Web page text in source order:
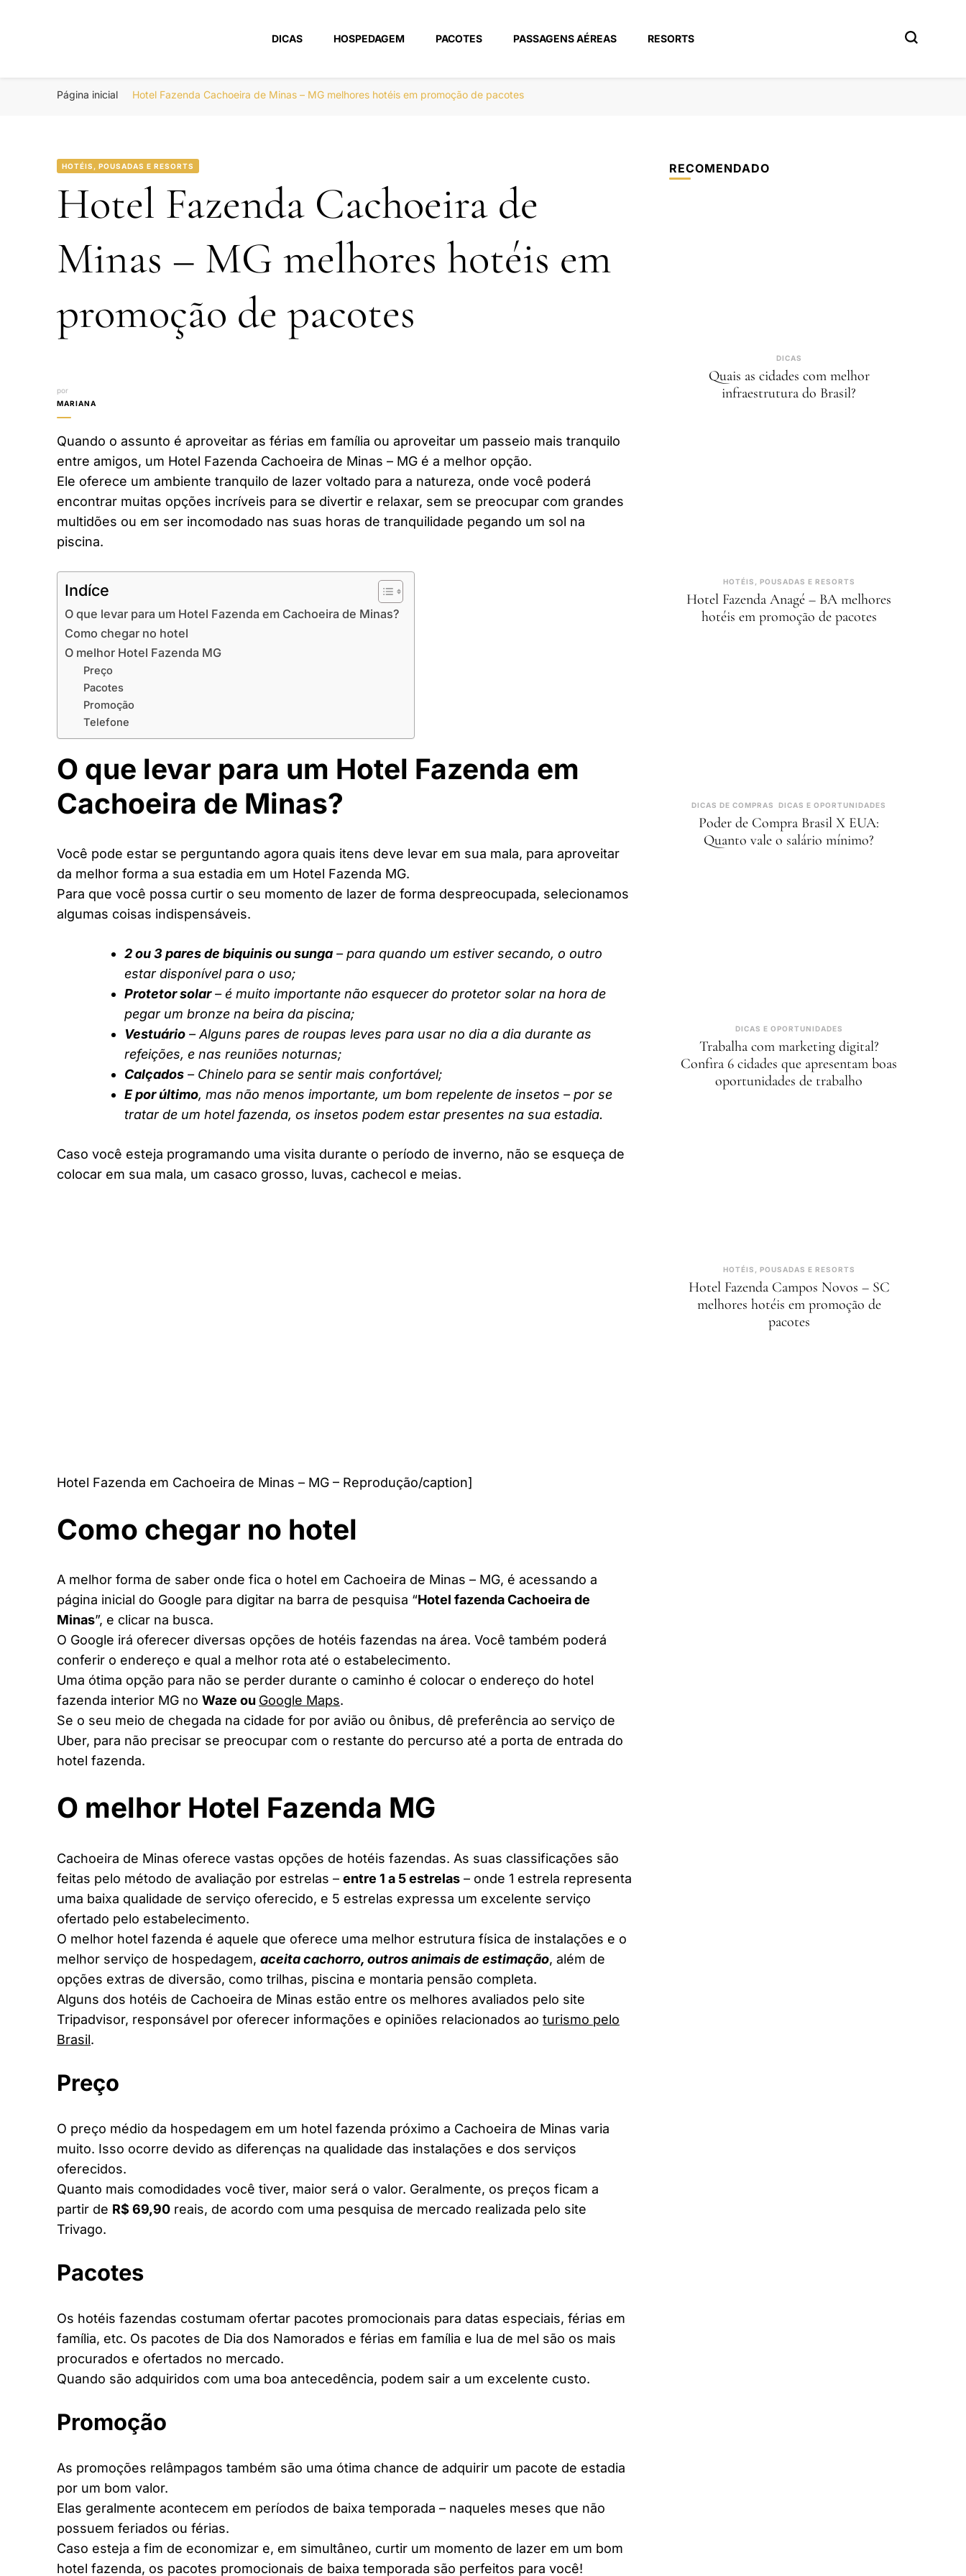
Portal Boa Viagem
DICAS HOSPEDAGEM PACOTES PASSAGENS AÉREAS RESORTS
Página inicial Hotel Fazenda Cachoeira de Minas – MG melhores hotéis em promoção de pacotes
HOTÉIS, POUSADAS E RESORTS
Hotel Fazenda Cachoeira de
Minas – MG melhores hotéis em
promoção de pacotes
por
MARIANA
Quando o assunto é aproveitar as férias em família ou aproveitar um passeio mais tranquilo
entre amigos, um Hotel Fazenda Cachoeira de Minas – MG é a melhor opção.
Ele oferece um ambiente tranquilo de lazer voltado para a natureza, onde você poderá
encontrar muitas opções incríveis para se divertir e relaxar, sem se preocupar com grandes
multidões ou em ser incomodado nas suas horas de tranquilidade pegando um sol na
piscina.
Indíce
O que levar para um Hotel Fazenda em Cachoeira de Minas?
Como chegar no hotel
O melhor Hotel Fazenda MG
Preço
Pacotes
Promoção
Telefone
O que levar para um Hotel Fazenda em
Cachoeira de Minas?
Você pode estar se perguntando agora quais itens deve levar em sua mala, para aproveitar
da melhor forma a sua estadia em um Hotel Fazenda MG.
Para que você possa curtir o seu momento de lazer de forma despreocupada, selecionamos
algumas coisas indispensáveis.
2 ou 3 pares de biquinis ou sunga – para quando um estiver secando, o outro
estar disponível para o uso;
Protetor solar– é muito importante não esquecer do protetor solar na hora de
pegar um bronze na beira da piscina;
Vestuário – Alguns pares de roupas leves para usar no dia a dia durante as
refeições, e nas reuniões noturnas;
Calçados – Chinelo para se sentir mais confortável;
E por último, mas não menos importante, um bom repelente de insetos – por se
tratar de um hotel fazenda, os insetos podem estar presentes na sua estadia.
Caso você esteja programando uma visita durante o período de inverno, não se esqueça de
colocar em sua mala, um casaco grosso, luvas, cachecol e meias.
Hotel Fazenda em Cachoeira de Minas – MG – Reprodução/caption]
Como chegar no hotel
A melhor forma de saber onde fica o hotel em Cachoeira de Minas – MG, é acessando a
página inicial do Google para digitar na barra de pesquisa “Hotel fazenda Cachoeira de
Minas”, e clicar na busca.
O Google irá oferecer diversas opções de hotéis fazendas na área. Você também poderá
conferir o endereço e qual a melhor rota até o estabelecimento.
Uma ótima opção para não se perder durante o caminho é colocar o endereço do hotel
fazenda interior MG no Waze ou Google Maps.
Se o seu meio de chegada na cidade for por avião ou ônibus, dê preferência ao serviço de
Uber, para não precisar se preocupar com o restante do percurso até a porta de entrada do
hotel fazenda.
O melhor Hotel Fazenda MG
Cachoeira de Minas oferece vastas opções de hotéis fazendas. As suas classificações são
feitas pelo método de avaliação por estrelas – entre 1 a 5 estrelas – onde 1 estrela representa
uma baixa qualidade de serviço oferecido, e 5 estrelas expressa um excelente serviço
ofertado pelo estabelecimento.
O melhor hotel fazenda é aquele que oferece uma melhor estrutura física de instalações e o
melhor serviço de hospedagem, aceita cachorro, outros animais de estimação, além de
opções extras de diversão, como trilhas, piscina e montaria pensão completa.
Alguns dos hotéis de Cachoeira de Minas estão entre os melhores avaliados pelo site
Tripadvisor, responsável por oferecer informações e opiniões relacionados ao turismo pelo
Brasil.
Preço
O preço médio da hospedagem em um hotel fazenda próximo a Cachoeira de Minas varia
muito. Isso ocorre devido as diferenças na qualidade das instalações e dos serviços
oferecidos.
Quanto mais comodidades você tiver, maior será o valor. Geralmente, os preços ficam a
partir de R$ 69,90 reais, de acordo com uma pesquisa de mercado realizada pelo site
Trivago.
Pacotes
Os hotéis fazendas costumam ofertar pacotes promocionais para datas especiais, férias em
família, etc. Os pacotes de Dia dos Namorados e férias em família e lua de mel são os mais
procurados e ofertados no mercado.
Quando são adquiridos com uma boa antecedência, podem sair a um excelente custo.
Promoção
As promoções relâmpagos também são uma ótima chance de adquirir um pacote de estadia
por um bom valor.
Elas geralmente acontecem em períodos de baixa temporada – naqueles meses que não
possuem feriados ou férias.
Caso esteja a fim de economizar e, em simultâneo, curtir um momento de lazer em um bom
hotel fazenda, os pacotes promocionais de baixa temporada são perfeitos para você!
RECOMENDADO
DICAS
Quais as cidades com melhor
infraestrutura do Brasil?
HOTÉIS, POUSADAS E RESORTS
Hotel Fazenda Anagé – BA melhores
hotéis em promoção de pacotes
DICAS DE COMPRAS DICAS E OPORTUNIDADES
Poder de Compra Brasil X EUA:
Quanto vale o salário mínimo?
DICAS E OPORTUNIDADES
Trabalha com marketing digital?
Confira 6 cidades que apresentam boas
oportunidades de trabalho
HOTÉIS, POUSADAS E RESORTS
Hotel Fazenda Campos Novos – SC
melhores hotéis em promoção de
pacotes